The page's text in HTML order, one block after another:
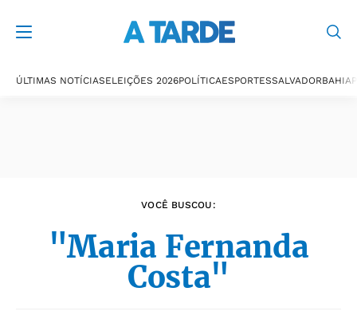
ÚLTIMAS NOTÍCIASELEIÇÕES 2026POLÍTICAESPORTESSALVADORBAHIA
VOCÊ BUSCOU:
"Maria Fernanda
Costa"